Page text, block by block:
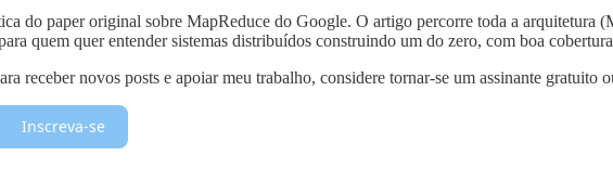
do paper original sobre MapReduce do Google. O artigo percorre toda a arquitetura
quem quer entender sistemas distribuídos construindo um do zero, com boa
receber novos posts e apoiar meu trabalho, considere tornar-se um assinante gratuito
Inscreva-se